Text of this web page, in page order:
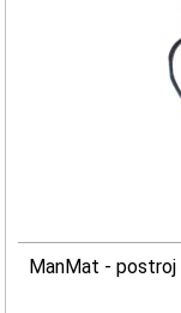
ManMat - postroj